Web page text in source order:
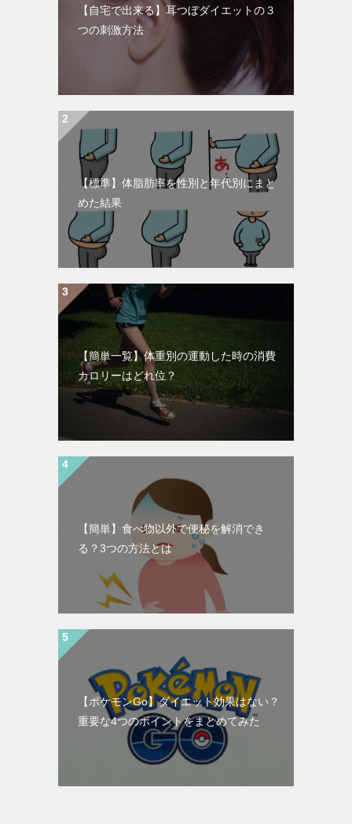
【自宅で出来る】耳つぼダイエットの３
つの刺激方法
【標準】体脂肪率を性別と年代別にまと
めた結果
【簡単一覧】体重別の運動した時の消費
カロリーはどれ位？
【簡単】食べ物以外で便秘を解消でき
る？3つの方法とは
【ポケモンGo】ダイエット効果はない？
重要な4つのポイントをまとめてみた